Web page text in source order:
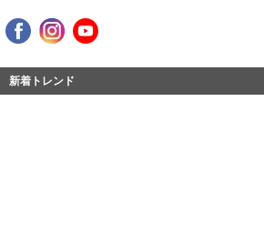
新着トレンド